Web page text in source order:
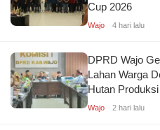
Cup 2026
Wajo 4 hari lalu
DPRD Wajo
Lahan Warga
Hutan Produksi
Wajo 2 hari lalu